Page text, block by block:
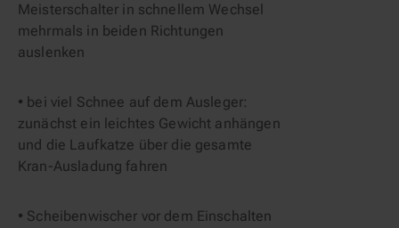
Meisterschalter in schnellem Wechsel
mehrmals in beiden Richtungen
auslenken
• bei viel Schnee auf dem Ausleger:
zunächst ein leichtes Gewicht anhängen
und die Laufkatze über die gesamte
Kran-Ausladung fahren
• Scheibenwischer vor dem Einschalten